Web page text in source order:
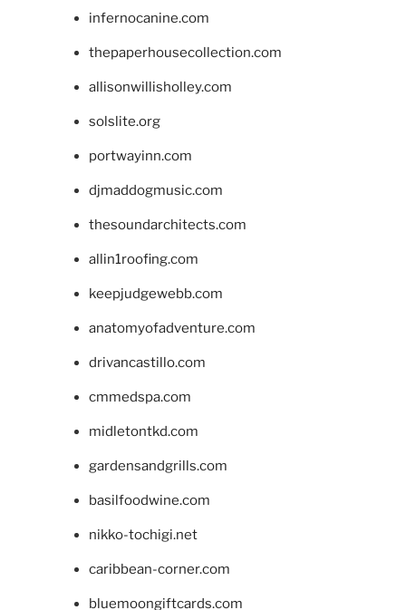
infernocanine.com
thepaperhousecollection.com
allisonwillisholley.com
solslite.org
portwayinn.com
djmaddogmusic.com
thesoundarchitects.com
allin1roofing.com
keepjudgewebb.com
anatomyofadventure.com
drivancastillo.com
cmmedspa.com
midletontkd.com
gardensandgrills.com
basilfoodwine.com
nikko-tochigi.net
caribbean-corner.com
bluemoongiftcards.com